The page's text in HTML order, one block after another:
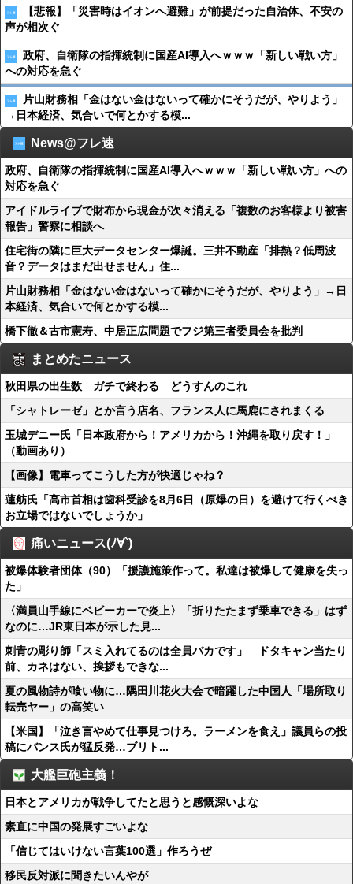
【悲報】「災害時はイオンへ避難」が前提だった自治体、不安の
声が相次ぐ
政府、自衛隊の指揮統制に国産AI導入へｗｗｗ「新しい戦い方」
への対応を急ぐ
片山財務相「金はない金はないって確かにそうだが、やりよう」
→日本経済、気合いで何とかする模...
News@フレ速
政府、自衛隊の指揮統制に国産AI導入へｗｗｗ「新しい戦い方」への
対応を急ぐ
アイドルライブで財布から現金が次々消える「複数のお客様より被害
報告」警察に相談へ
住宅街の隣に巨大データセンター爆誕。三井不動産「排熱？低周波
音？データはまだ出せません」住...
片山財務相「金はない金はないって確かにそうだが、やりよう」→日
本経済、気合いで何とかする模...
橋下徹＆古市憲寿、中居正広問題でフジ第三者委員会を批判
まとめたニュース
秋田県の出生数 ガチで終わる どうすんのこれ
「シャトレーゼ」とか言う店名、フランス人に馬鹿にされまくる
玉城デニー氏「日本政府から！アメリカから！沖縄を取り戻す！」
（動画あり）
【画像】電車ってこうした方が快適じゃね？
蓮舫氏「高市首相は歯科受診を8月6日（原爆の日）を避けて行くべき
お立場ではないでしょうか」
痛いニュース(ﾉ∀`)
被爆体験者団体（90）「援護施策作って。私達は被爆して健康を失っ
た」
〈満員山手線にベビーカーで炎上〉「折りたたまず乗車できる」はず
なのに…JR東日本が示した見...
刺青の彫り師「スミ入れてるのは全員バカです」 ドタキャン当たり
前、カネはない、挨拶もできな...
夏の風物詩が喰い物に…隅田川花火大会で暗躍した中国人「場所取り
転売ヤー」の高笑い
【米国】「泣き言やめて仕事見つけろ。ラーメンを食え」議員らの投
稿にバンス氏が猛反発…ブリト...
大艦巨砲主義！
日本とアメリカが戦争してたと思うと感慨深いよな
素直に中国の発展すごいよな
「信じてはいけない言葉100選」作ろうぜ
移民反対派に聞きたいんやが